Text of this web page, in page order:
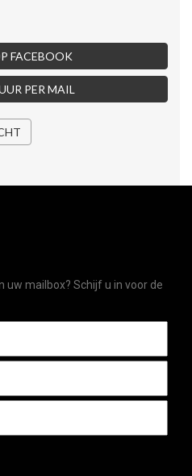
FACEBOOK
PER MAIL
uw mailbox? Schijf u in voor de